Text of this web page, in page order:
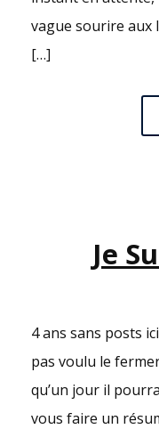
vague sourire aux
[…]
Je
4 ans sans posts
pas voulu le
qu’un jour il
vous faire un